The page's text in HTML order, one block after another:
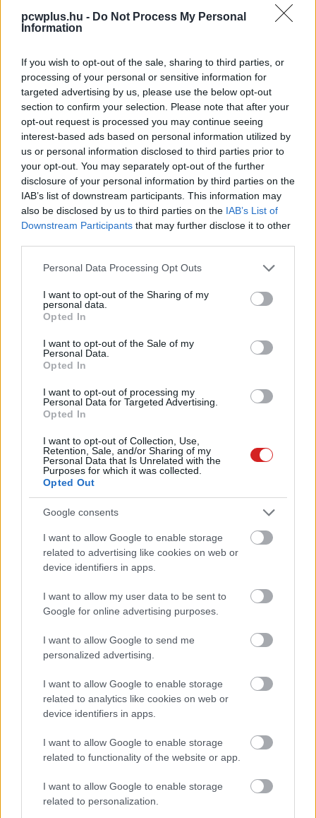
pcwplus.hu - Do Not Process My Personal
Information
If you wish to opt-out of the sale, sharing to third parties, or
processing of your personal or sensitive information for
targeted advertising by us, please use the below opt-out
section to confirm your selection. Please note that after your
opt-out request is processed you may continue seeing
interest-based ads based on personal information utilized by
us or personal information disclosed to third parties prior to
your opt-out. You may separately opt-out of the further
disclosure of your personal information by third parties on the
IAB’s list of downstream participants. This information may
also be disclosed by us to third parties on the IAB’s List of
Downstream Participants that may further disclose it to other
Please note that this website/app uses one or more Google
not limited to your visit or usage behaviour. You may click to
grant or deny consent to Google and its third-party tags to
use your data for below specified purposes in below Google
consent section.
Personal Data Processing Opt Outs
I want to opt-out of the Sharing of my
personal data.
Opted In
I want to opt-out of the Sale of my
Personal Data.
Opted In
I want to opt-out of processing my
Personal Data for Targeted Advertising.
Opted In
I want to opt-out of Collection, Use,
Retention, Sale, and/or Sharing of my
Personal Data that Is Unrelated with the
Purposes for which it was collected.
Opted Out
Google consents
I want to allow Google to enable storage
related to advertising like cookies on web or
device identifiers in apps.
I want to allow my user data to be sent to
Google for online advertising purposes.
I want to allow Google to send me
personalized advertising.
I want to allow Google to enable storage
related to analytics like cookies on web or
device identifiers in apps.
I want to allow Google to enable storage
related to functionality of the website or app.
I want to allow Google to enable storage
related to personalization.
kepernyoido.hu| 2026.07.25 18:19
17 hüvelykes Lenovo LOQ
PCW.lite
Feltört Facebook-profillal csaltak
ki 360 ezer forintot egy magyar
nőtől
A Valve elárulta, miért bukott meg
az első Steam Machine
AliExpresst, több közt veszélyes
kepernyoido.hu| 2026.07.21 08:05
játékot készíteni ebben a
versenyben, mint a régi szép
nyári szünetben
PR cikk | 2026.07.20 17:10
jönnek
kepernyoido.hu | 2026.07.19 16:48
Eléggé botnak látszó profilok
lemezmentes jövőjét
PCW.lite| 2026.07.18 15:04
Gaming Linuxon – tényleg
szükségünk van még a
PCW.lite| 2026.07.14 14:44
Gyerekjáték átverni a Meta MI-
PCW.lite | 2026.07.14 13:43
fókuszt a Lenovo új kézi konzolja
PCW.lite| 2026.07.14 08:40